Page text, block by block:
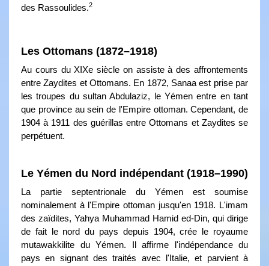
des Rassoulides.2
Les Ottomans (1872–1918)
Au cours du XIXe siècle on assiste à des affrontements
entre Zaydites et Ottomans. En 1872, Sanaa est prise par
les troupes du sultan Abdulaziz, le Yémen entre en tant
que province au sein de l'Empire ottoman. Cependant, de
1904 à 1911 des guérillas entre Ottomans et Zaydites se
perpétuent.
Le Yémen du Nord indépendant (1918–1990)
La partie septentrionale du Yémen est soumise
nominalement à l'Empire ottoman jusqu'en 1918. L'imam
des zaïdites, Yahya Muhammad Hamid ed-Din, qui dirige
de fait le nord du pays depuis 1904, crée le royaume
mutawakkilite du Yémen. Il affirme l'indépendance du
pays en signant des traités avec l'Italie, et parvient à